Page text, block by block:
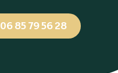
06 85 79 56 28